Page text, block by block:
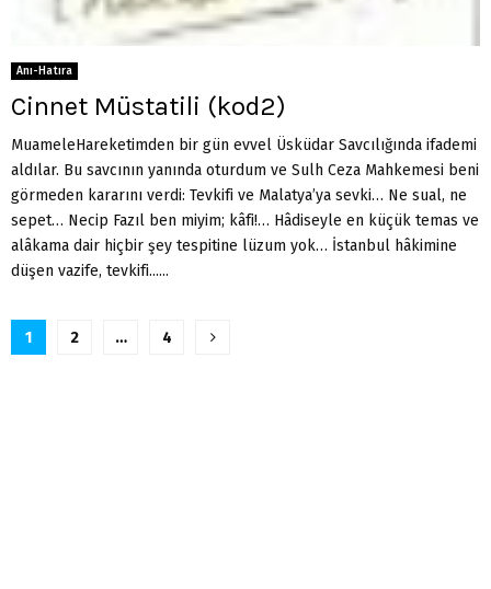
Anı-Hatıra
Cinnet Müstatili (kod2)
MuameleHareketimden bir gün evvel Üsküdar Savcılığında ifademi
aldılar. Bu savcının yanında oturdum ve Sulh Ceza Mahkemesi beni
görmeden kararını verdi: Tevkifi ve Malatya’ya sevki… Ne sual, ne
sepet… Necip Fazıl ben miyim; kâfi!… Hâdiseyle en küçük temas ve
alâkama dair hiçbir şey tespitine lüzum yok… İstanbul hâkimine
düşen vazife, tevkifi......
Yazı
1 2 … 4